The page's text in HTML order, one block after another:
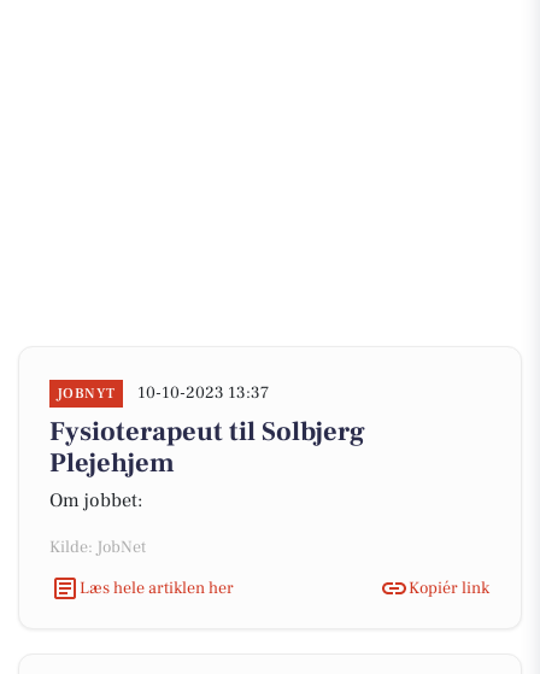
JOBNYT 10-10-2023 13:37
Fysioterapeut til Solbjerg
Plejehjem
Om jobbet:
Kilde: JobNet
Læs hele artiklen her
Kopiér link